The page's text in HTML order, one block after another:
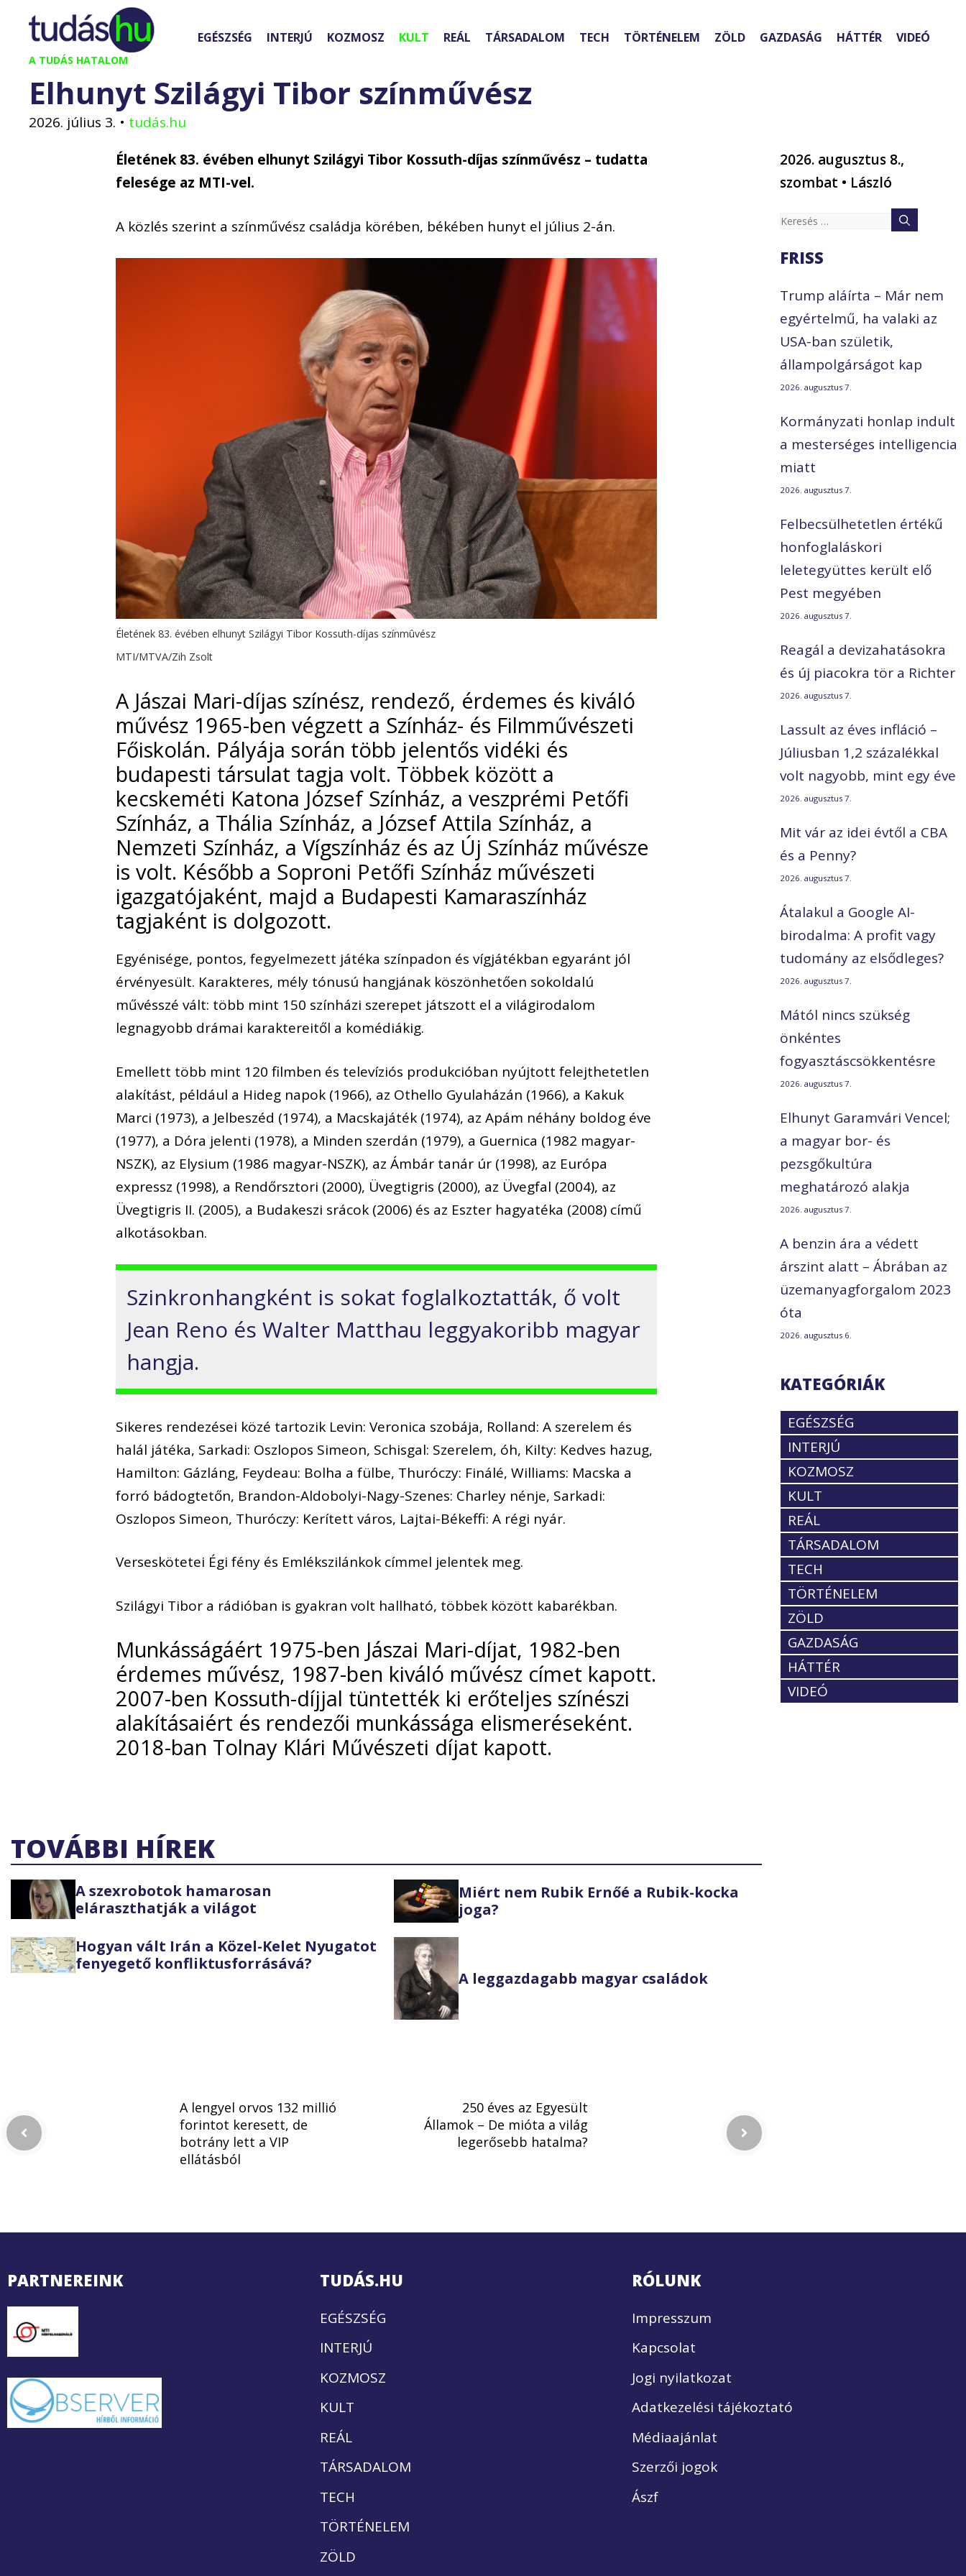
Kilépés
tartalomba
A TUDÁS HATALOM
EGÉSZSÉG INTERJÚ KOZMOSZ KULT REÁL TÁRSADALOM TECH TÖRTÉNELEM ZÖLD GAZDASÁG HÁTTÉR VIDEÓ
Elhunyt Szilágyi Tibor színművész
2026. július 3. • tudás.hu
Életének 83. évében elhunyt Szilágyi Tibor Kossuth-díjas színművész – tudatta
felesége az MTI-vel.
A közlés szerint a színművész családja körében, békében hunyt el július 2-án.
Életének 83. évében elhunyt Szilágyi Tibor Kossuth-díjas színmûvész
MTI/MTVA/Zih Zsolt
A Jászai Mari-díjas színész, rendező, érdemes és kiváló
művész 1965-ben végzett a Színház- és Filmművészeti
Főiskolán. Pályája során több jelentős vidéki és
budapesti társulat tagja volt. Többek között a
kecskeméti Katona József Színház, a veszprémi Petőfi
Színház, a Thália Színház, a József Attila Színház, a
Nemzeti Színház, a Vígszínház és az Új Színház művésze
is volt. Később a Soproni Petőfi Színház művészeti
igazgatójaként, majd a Budapesti Kamaraszínház
tagjaként is dolgozott.
Egyénisége, pontos, fegyelmezett játéka színpadon és vígjátékban egyaránt jól
érvényesült. Karakteres, mély tónusú hangjának köszönhetően sokoldalú
művésszé vált: több mint 150 színházi szerepet játszott el a világirodalom
legnagyobb drámai karaktereitől a komédiákig.
Emellett több mint 120 filmben és televíziós produkcióban nyújtott felejthetetlen
alakítást, például a Hideg napok (1966), az Othello Gyulaházán (1966), a Kakuk
Marci (1973), a Jelbeszéd (1974), a Macskajáték (1974), az Apám néhány boldog éve
(1977), a Dóra jelenti (1978), a Minden szerdán (1979), a Guernica (1982 magyar-
NSZK), az Elysium (1986 magyar-NSZK), az Ámbár tanár úr (1998), az Európa
expressz (1998), a Rendőrsztori (2000), Üvegtigris (2000), az Üvegfal (2004), az
Üvegtigris II. (2005), a Budakeszi srácok (2006) és az Eszter hagyatéka (2008) című
alkotásokban.
Szinkronhangként is sokat foglalkoztatták, ő volt
Jean Reno és Walter Matthau leggyakoribb magyar
hangja.
Sikeres rendezései közé tartozik Levin: Veronica szobája, Rolland: A szerelem és
halál játéka, Sarkadi: Oszlopos Simeon, Schisgal: Szerelem, óh, Kilty: Kedves hazug,
Hamilton: Gázláng, Feydeau: Bolha a fülbe, Thuróczy: Finálé, Williams: Macska a
forró bádogtetőn, Brandon-Aldobolyi-Nagy-Szenes: Charley nénje, Sarkadi:
Oszlopos Simeon, Thuróczy: Kerített város, Lajtai-Békeffi: A régi nyár.
Verseskötetei Égi fény és Emlékszilánkok címmel jelentek meg.
Szilágyi Tibor a rádióban is gyakran volt hallható, többek között kabarékban.
Munkásságáért 1975-ben Jászai Mari-díjat, 1982-ben
érdemes művész, 1987-ben kiváló művész címet kapott.
2007-ben Kossuth-díjjal tüntették ki erőteljes színészi
alakításaiért és rendezői munkássága elismeréseként.
2018-ban Tolnay Klári Művészeti díjat kapott.
TOVÁBBI HÍREK
A szexrobotok hamarosan
eláraszthatják a világot
Miért nem Rubik Ernőé a Rubik-kocka
joga?
Hogyan vált Irán a Közel-Kelet Nyugatot
fenyegető konfliktusforrásává?
A leggazdagabb magyar családok
2026. augusztus 8.,
szombat • László
Keresés:
FRISS
Trump aláírta – Már nem
egyértelmű, ha valaki az
USA-ban születik,
állampolgárságot kap
2026. augusztus 7.
Kormányzati honlap indult
a mesterséges intelligencia
miatt
2026. augusztus 7.
Felbecsülhetetlen értékű
honfoglaláskori
leletegyüttes került elő
Pest megyében
2026. augusztus 7.
Reagál a devizahatásokra
és új piacokra tör a Richter
2026. augusztus 7.
Lassult az éves infláció –
Júliusban 1,2 százalékkal
volt nagyobb, mint egy éve
2026. augusztus 7.
Mit vár az idei évtől a CBA
és a Penny?
2026. augusztus 7.
Átalakul a Google AI-
birodalma: A profit vagy
tudomány az elsődleges?
2026. augusztus 7.
Mától nincs szükség
önkéntes
fogyasztáscsökkentésre
2026. augusztus 7.
Elhunyt Garamvári Vencel;
a magyar bor- és
pezsgőkultúra
meghatározó alakja
2026. augusztus 7.
A benzin ára a védett
árszint alatt – Ábrában az
üzemanyagforgalom 2023
óta
2026. augusztus 6.
KATEGÓRIÁK
EGÉSZSÉG
INTERJÚ
KOZMOSZ
KULT
REÁL
TÁRSADALOM
TECH
TÖRTÉNELEM
ZÖLD
GAZDASÁG
HÁTTÉR
VIDEÓ
A lengyel orvos 132 millió
forintot keresett, de
botrány lett a VIP
ellátásból
250 éves az Egyesült
Államok – De mióta a világ
legerősebb hatalma?
PARTNEREINK TUDÁS.HU
EGÉSZSÉG
INTERJÚ
KOZMOSZ
KULT
REÁL
TÁRSADALOM
TECH
TÖRTÉNELEM
ZÖLD
RÓLUNK
Impresszum
Kapcsolat
Jogi nyilatkozat
Adatkezelési tájékoztató
Médiaajánlat
Szerzői jogok
Ászf